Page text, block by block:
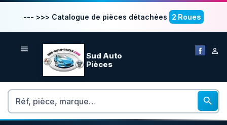
--- >>> Catalogue de pièces détachées 2 Roues
 
Sud Auto
Pièces
Rechercher
